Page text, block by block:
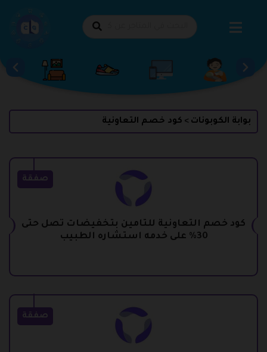
بوابة الكوبونات > كود خصم التعاونية
صفقة
كود خصم التعاونية للتامين بتخفيضات تصل حتى
30% على خدمه استشاره الطبيب
صفقة